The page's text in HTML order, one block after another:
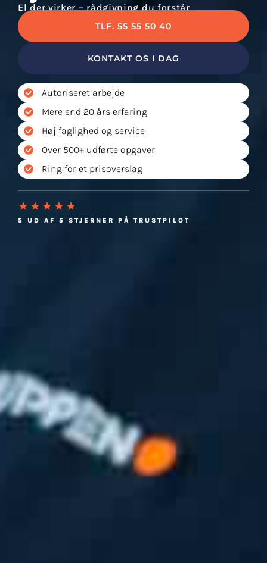
El der virker – rådgivning du forstår.
TLF. 55 55 50 40
KONTAKT OS I DAG
Autoriseret arbejde
Mere end 20 års erfaring
Høj faglighed og service
Over 500+ udførte opgaver
Ring for et prisoverslag
★★★★★
5 UD AF 5 STJERNER PÅ TRUSTPILOT